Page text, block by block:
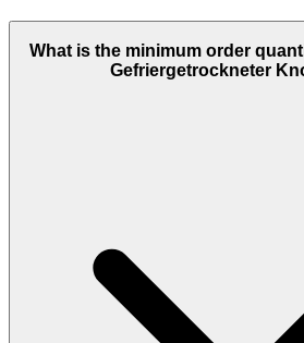
What is the minimum order
Gefriergetrockneter